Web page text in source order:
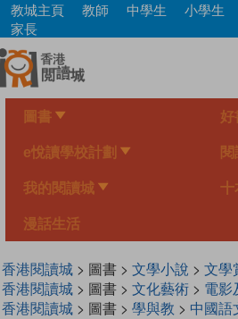
Skip
main
content
教城主頁 教師 中學生
小學生
家長
圖書 好
e悅讀學校計劃
我的閱讀城 十
漫話生活
香港閱讀城> 圖書 > 文學小說 > 文學
香港閱讀城> 圖書 > 文化藝術> 電影
香港閱讀城> 圖書 > 學與教 > 中國語